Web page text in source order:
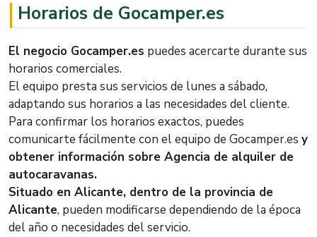
Horarios de Gocamper.es
El negocio Gocamper.es puedes acercarte durante sus
horarios comerciales.
El equipo presta sus servicios de lunes a sábado,
adaptando sus horarios a las necesidades del cliente.
Para confirmar los horarios exactos, puedes
comunicarte fácilmente con el equipo de Gocamper.es y
obtener información sobre Agencia de alquiler de
autocaravanas.
Situado en Alicante, dentro de la provincia de
Alicante, pueden modificarse dependiendo de la época
del año o necesidades del servicio.